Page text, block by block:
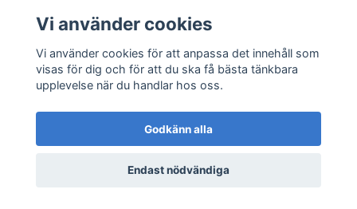
Sociala medier
© 2026 MX Supply
Vi använder cookies
Vi använder cookies för att anpassa det innehåll som
visas för dig och för att du ska få bästa tänkbara
upplevelse när du handlar hos oss.
Godkänn alla
Endast nödvändiga